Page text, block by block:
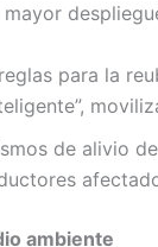
para la
de alivio
ambiente